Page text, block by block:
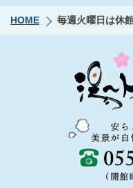
HOME 毎週火曜日は休